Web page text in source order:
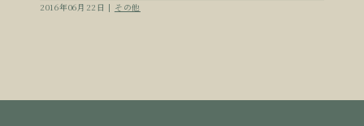
2016年06月22日 | その他